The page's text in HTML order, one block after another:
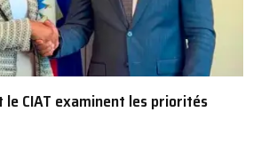
le CIAT examinent les priorités